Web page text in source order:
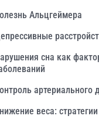
Альцгеймера
сна как
артериального
веса: